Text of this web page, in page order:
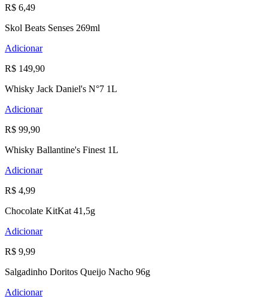
R$ 6,49
Skol Beats Senses 269ml
Adicionar
R$ 149,90
Whisky Jack Daniel's N°7 1L
Adicionar
R$ 99,90
Whisky Ballantine's Finest 1L
Adicionar
R$ 4,99
Chocolate KitKat 41,5g
Adicionar
R$ 9,99
Salgadinho Doritos Queijo Nacho 96g
Adicionar